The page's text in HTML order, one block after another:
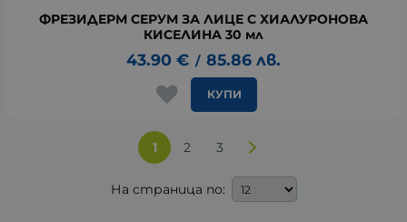
ФРЕЗИДЕРМ СЕРУМ ЗА ЛИЦЕ С ХИАЛУРОНОВА
КИСЕЛИНА 30 мл
43.90 € / 85.86 лв.
КУПИ
1 2 3
На страница по: